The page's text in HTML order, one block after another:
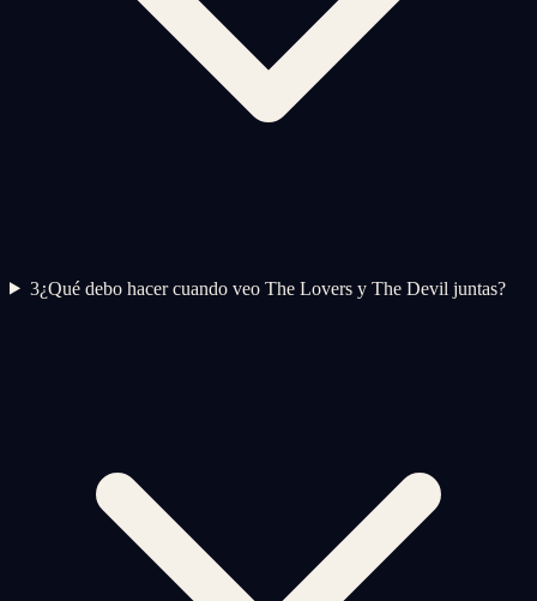
3¿Qué debo hacer cuando veo The Lovers y The Devil juntas?